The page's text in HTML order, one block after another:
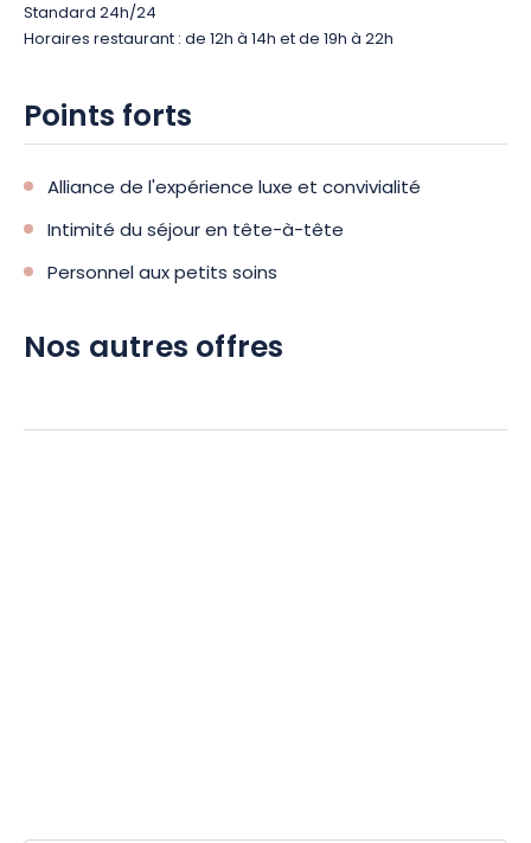
Standard 24h/24
Horaires restaurant : de 12h à 14h et de 19h à 22h
Points forts
Alliance de l'expérience luxe et convivialité
Intimité du séjour en tête-à-tête
Personnel aux petits soins
Nos autres offres